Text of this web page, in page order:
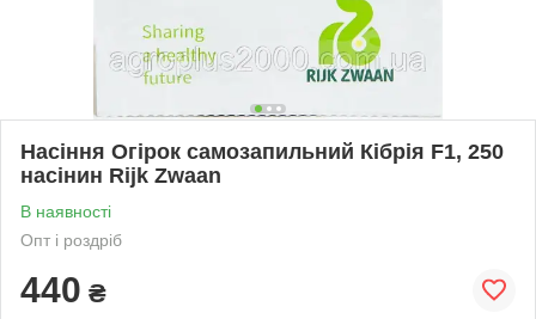
Насіння Огірок самозапильний Кібрія F1, 250
насінин Rijk Zwaan
В наявності
Опт і роздріб
440 ₴